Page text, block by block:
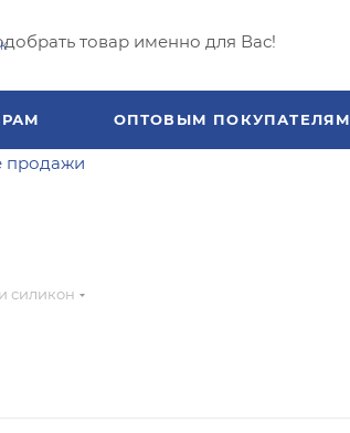
товар именно для Вас!
ОПТОВЫМ ПОКУПАТЕЛЯМ
силикон